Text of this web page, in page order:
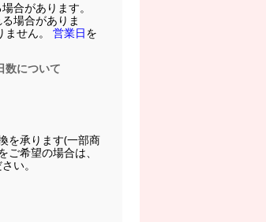
合があります。
場合がありま
せん。 営業日を
数について
を承ります(一部商
希望の場合は、
い。